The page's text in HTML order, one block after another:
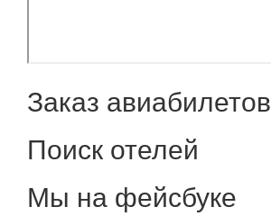
Заказ авиабилетов
Поиск отелей
Мы на фейсбуке